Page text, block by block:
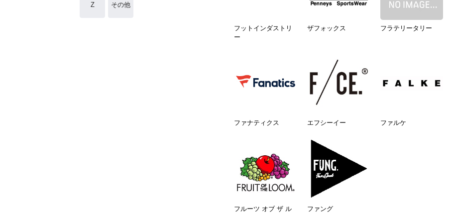
Z その他
フットインダストリ
ー
ザフォックス フラテリータリー
ファナティクス エフシーイー ファルケ
フルーツ オブ ザ ル ファング